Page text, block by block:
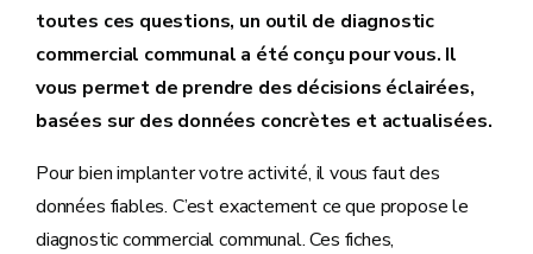
toutes ces questions, un outil de diagnostic
commercial communal a été conçu pour vous. Il
vous permet de prendre des décisions éclairées,
basées sur des données concrètes et actualisées.
Pour bien implanter votre activité, il vous faut des
données fiables. C’est exactement ce que propose le
diagnostic commercial communal. Ces fiches,